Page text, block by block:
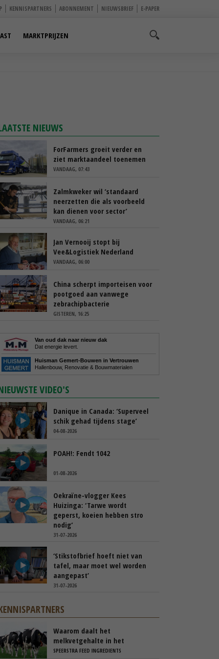
KENNISPARTNERS ABONNEMENT NIEUWSBRIEF E-PAPER
MARKTPRIJZEN
NIEUWS
ForFarmers groeit verder en
ziet marktaandeel toenemen
VANDAAG, 07:43
Zalmkweker wil ‘standaard
neerzetten die als voorbeeld
kan dienen voor sector’
VANDAAG, 06:21
Jan Vernooij stopt bij
Vee&Logistiek Nederland
VANDAAG, 06:00
China scherpt importeisen voor
pootgoed aan vanwege
zebrachipbacterie
GISTEREN, 16:25
Van oud dak naar nieuw dak
Dat energie levert.
Huisman Gemert-Bouwen in Vertrouwen
Hallenbouw, Renovatie & Bouwmaterialen
VIDEO'S
Danique in Canada: ‘Superveel
schik gehad tijdens stage’
04-08-2026
POAH!: Fendt 1042
01-08-2026
Oekraïne-vlogger Kees
Huizinga: ‘Tarwe wordt
geperst, koeien hebben stro
nodig’
31-07-2026
‘Stikstofbrief hoeft niet van
tafel, maar moet wel worden
aangepast’
31-07-2026
Waarom daalt het
melkvetgehalte in het
voorjaar?
SPEERSTRA FEED INGREDIENTS